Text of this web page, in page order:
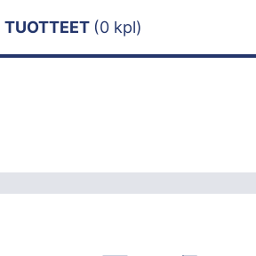
TUOTTEET (0 kpl)